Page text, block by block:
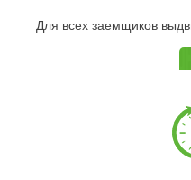
Для всех заемщиков